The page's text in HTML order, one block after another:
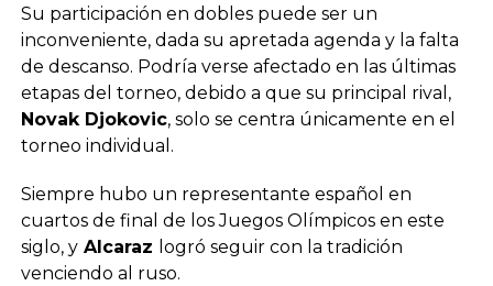
Su participación en dobles puede ser un
inconveniente, dada su apretada agenda y la falta
de descanso. Podría verse afectado en las últimas
etapas del torneo, debido a que su principal rival,
Novak Djokovic, solo se centra únicamente en el
torneo individual.
Siempre hubo un representante español en
cuartos de final de los Juegos Olímpicos en este
siglo, yAlcaraz logró seguir con la tradición
venciendo al ruso.